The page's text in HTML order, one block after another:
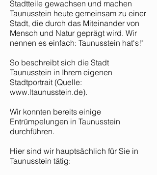
Stadtteile gewachsen und machen
Taunusstein heute gemeinsam zu einer
Stadt, die durch das Miteinander von
Mensch und Natur geprägt wird. Wir
nennen es einfach: Taunusstein hat's!"
So beschreibt sich die Stadt
Taunusstein in Ihrem eigenen
Stadtportrait (Quelle:
www.ltaunusstein.de).
Wir konnten bereits einige
Entrümpelungen in Taunusstein
durchführen.
Hier sind wir hauptsächlich für Sie in
Taunusstein tätig: